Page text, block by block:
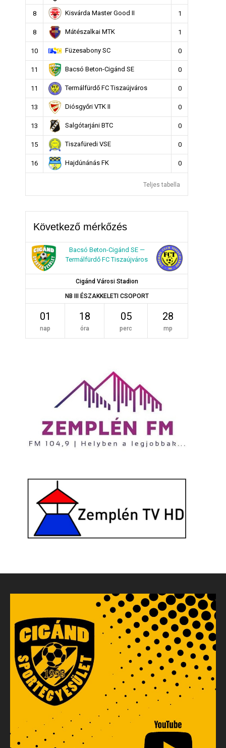
8 Kisvárda Master Good II 1
8 Mátészalkai MTK 1
10 Füzesabony SC 0
11 Bacsó Beton-Cigánd SE 0
11 Termálfürdő FC Tiszaújváros 0
13 Diósgyőri VTK II 0
13 Salgótarjáni BTC 0
15 Tiszafüredi VSE 0
16 Hajdúnánás FK 0
Teljes tabella
Következő mérkőzés
Bacsó Beton-Cigánd SE —
Termálfürdő FC Tiszaújváros
Cigánd Városi Stadion
NB III ÉSZAKKELETI CSOPORT
01
nap
18
óra
05
perc
27
mp